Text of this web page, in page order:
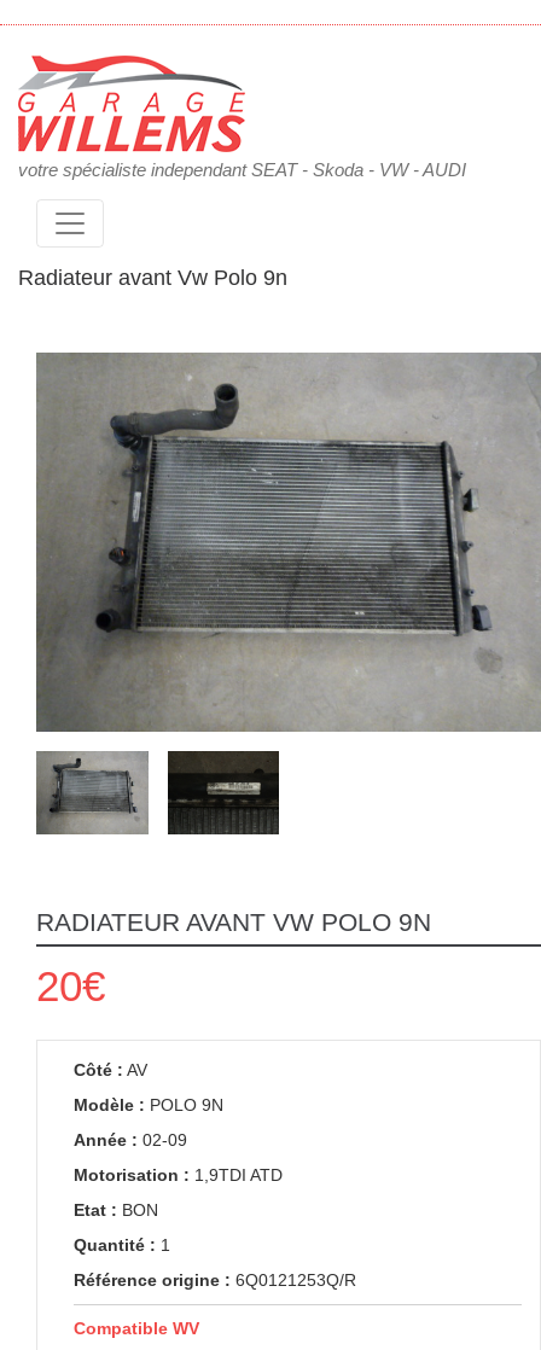
votre spécialiste independant SEAT - Skoda - VW - AUDI
Radiateur avant Vw Polo 9n
RADIATEUR AVANT VW POLO 9N
20€
Côté : AV
Modèle : POLO 9N
Année : 02-09
Motorisation : 1,9TDI ATD
Etat : BON
Quantité : 1
Référence origine : 6Q0121253Q/R
Compatible WV